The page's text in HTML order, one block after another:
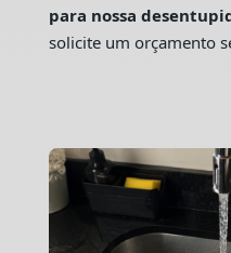
para nossa
solicite um orçamento